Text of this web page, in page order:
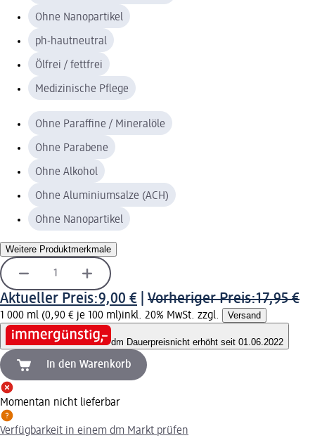
Ohne Nanopartikel
ph-hautneutral
Ölfrei / fettfrei
Medizinische Pflege
Ohne Paraffine / Mineralöle
Ohne Parabene
Ohne Alkohol
Ohne Aluminiumsalze (ACH)
Ohne Nanopartikel
Weitere Produktmerkmale
Aktueller Preis:9,00 € Vorheriger Preis:17,95 €
1 000 ml (0,90 € je 100 ml)inkl. 20% MwSt. zzgl. Versand
dm Dauerpreisnicht erhöht seit 01.06.2022
In den Warenkorb
Momentan nicht lieferbar
Verfügbarkeit in einem dm Markt prüfen